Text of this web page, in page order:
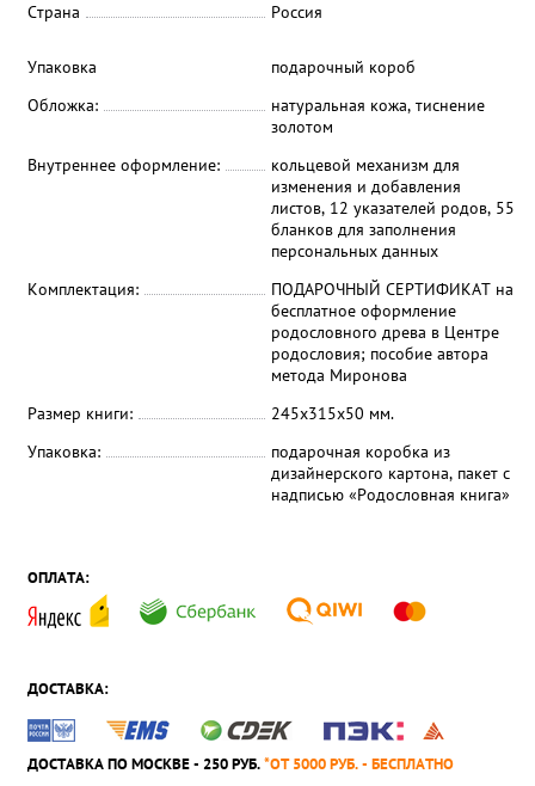
Страна
Россия
Упаковка
подарочный короб
Обложка:
натуральная кожа, тиснение
золотом
Внутреннее оформление:
кольцевой механизм для
изменения и добавления
листов, 12 указателей родов, 55
бланков для заполнения
персональных данных
Комплектация:
ПОДАРОЧНЫЙ СЕРТИФИКАТ на
бесплатное оформление
родословного древа в Центре
родословия; пособие автора
метода Миронова
Размер книги:
245х315х50 мм.
Упаковка:
подарочная коробка из
дизайнерского картона, пакет с
надписью «Родословная книга»
ОПЛАТА:
ДОСТАВКА:
ДОСТАВКА ПО МОСКВЕ - 250 РУБ.*ОТ 5000 РУБ. - БЕСПЛАТНО